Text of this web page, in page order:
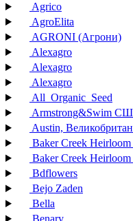
Agrico
AgroElita
AGRONI (Агрони)
Alexagro
Alexagro
Alexagro
All_Organic_Seed
Armstrong&Swim
Austin,
Baker Creek Heirloom
Baker Creek Heirloom
Bdflowers
Bejo Zaden
Bella
Benary